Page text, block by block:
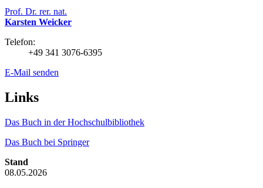
Prof. Dr. rer. nat.
Karsten Weicker
Telefon:
+49 341 3076-6395
E-Mail senden
Links
Das Buch in der Hochschulbibliothek
Das Buch bei Springer
Stand
08.05.2026